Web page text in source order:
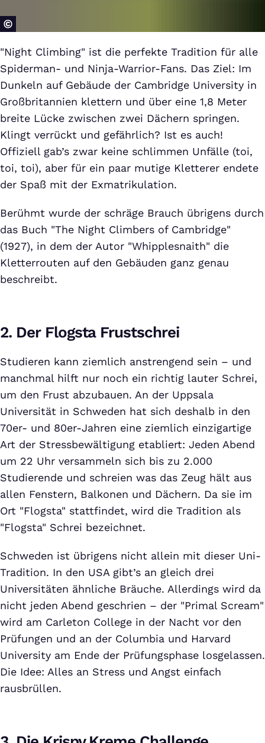
"Night Climbing" ist die perfekte Tradition für alle
Spiderman- und Ninja-Warrior-Fans. Das Ziel: Im
Dunkeln auf Gebäude der Cambridge University in
Großbritannien klettern und über eine 1,8 Meter
breite Lücke zwischen zwei Dächern springen.
Klingt verrückt und gefährlich? Ist es auch!
Offiziell gab’s zwar keine schlimmen Unfälle (toi,
toi, toi), aber für ein paar mutige Kletterer endete
der Spaß mit der Exmatrikulation.
Berühmt wurde der schräge Brauch übrigens durch
das Buch "The Night Climbers of Cambridge"
(1927), in dem der Autor "Whipplesnaith" die
Kletterrouten auf den Gebäuden ganz genau
beschreibt.
2. Der Flogsta Frustschrei
Studieren kann ziemlich anstrengend sein – und
manchmal hilft nur noch ein richtig lauter Schrei,
um den Frust abzubauen. An der Uppsala
Universität in Schweden hat sich deshalb in den
70er- und 80er-Jahren eine ziemlich einzigartige
Art der Stressbewältigung etabliert: Jeden Abend
um 22 Uhr versammeln sich bis zu 2.000
Studierende und schreien was das Zeug hält aus
allen Fenstern, Balkonen und Dächern. Da sie im
Ort "Flogsta" stattfindet, wird die Tradition als
"Flogsta" Schrei bezeichnet.
Schweden ist übrigens nicht allein mit dieser Uni-
Tradition. In den USA gibt’s an gleich drei
Universitäten ähnliche Bräuche. Allerdings wird da
nicht jeden Abend geschrien – der "Primal Scream"
wird am Carleton College in der Nacht vor den
Prüfungen und an der Columbia und Harvard
University am Ende der Prüfungsphase losgelassen.
Die Idee: Alles an Stress und Angst einfach
rausbrüllen.